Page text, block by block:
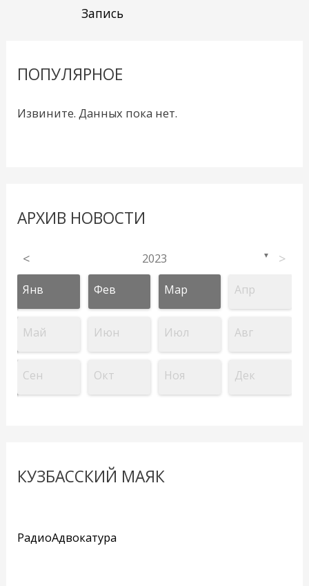
Запись
ПОПУЛЯРНОЕ
Извините. Данных пока нет.
АРХИВ НОВОСТИ
< 2023 ▼ >
Янв Фев Мар Апр
Май Июн Июл Авг
Сен Окт Ноя Дек
КУЗБАССКИЙ МАЯК
РадиоАдвокатура